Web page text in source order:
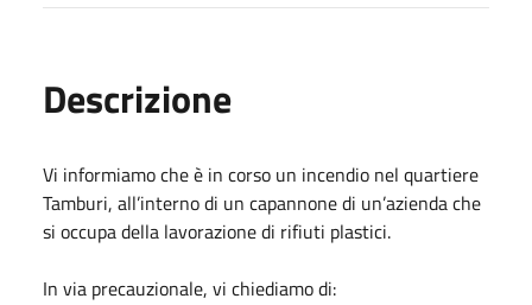
Descrizione
Vi informiamo che è in corso un incendio nel quartiere
Tamburi, all’interno di un capannone di un’azienda che
si occupa della lavorazione di rifiuti plastici.
In via precauzionale, vi chiediamo di: